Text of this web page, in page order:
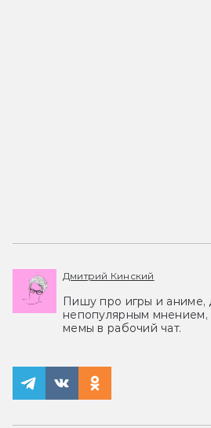
Дмитрий Кинский
Пишу про игры и аниме,
непопулярным
мемы в рабочий чат.